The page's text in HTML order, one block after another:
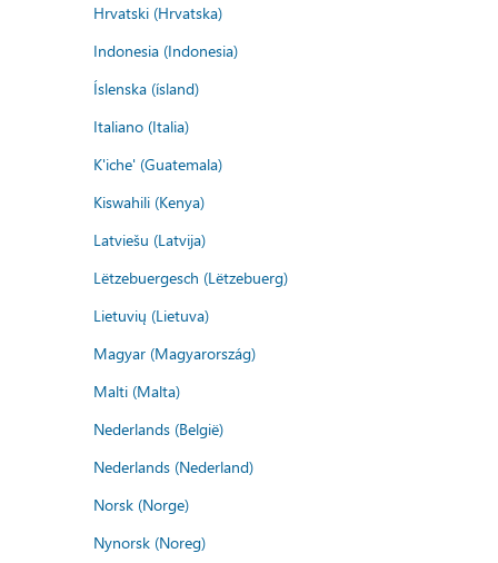
Hrvatski (Hrvatska)
Indonesia (Indonesia)
Íslenska (ísland)
Italiano (Italia)
K'iche' (Guatemala)
Kiswahili (Kenya)
Latviešu (Latvija)
Lëtzebuergesch (Lëtzebuerg)
Lietuvių (Lietuva)
Magyar (Magyarország)
Malti (Malta)
Nederlands (België)
Nederlands (Nederland)
Norsk (Norge)
Nynorsk (Noreg)